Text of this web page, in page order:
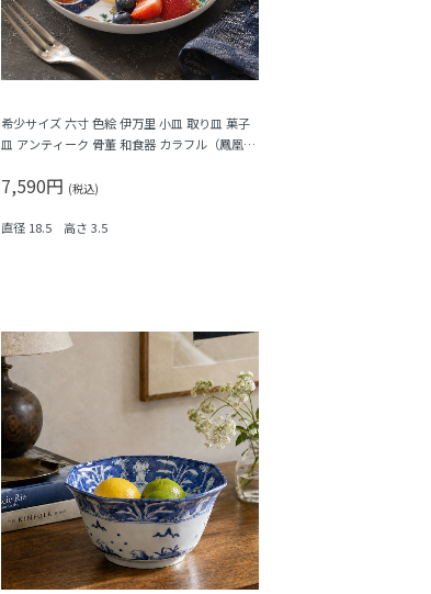
希少サイズ 六寸 色絵 伊万里 小皿 取り皿 菓子
皿 アンティーク 骨董 和食器 カラフル（鳳凰・
7,590円 (税込)
直径 18.5 高さ 3.5